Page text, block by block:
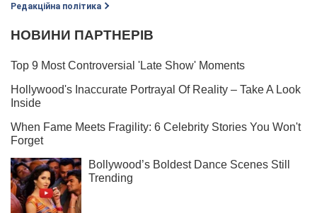
Редакційна політика